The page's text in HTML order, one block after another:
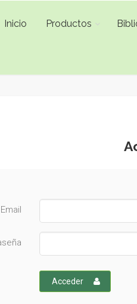
Inicio Productos
Email
Acceder